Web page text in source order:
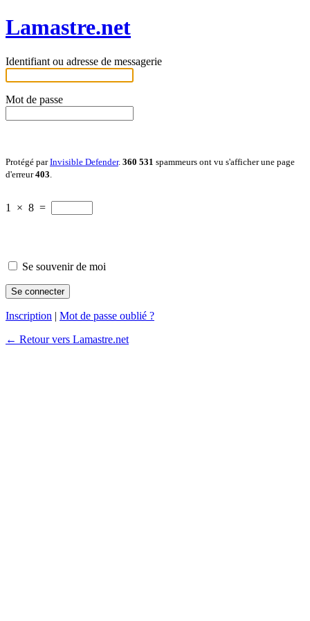
Lamastre.net
Identifiant ou adresse de messagerie
Mot de passe
Protégé parInvisible Defender. 360 531 spammeurs ont vu s'afficher une page
d'erreur403
1 × 8 =
Se souvenir de moi
Inscription | Mot de passe oublié ?
← Retour vers Lamastre.net